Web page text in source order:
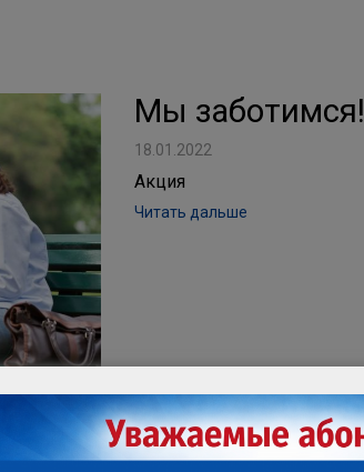
Мы заботимся!
18.01.2022
Акция
Читать дальше